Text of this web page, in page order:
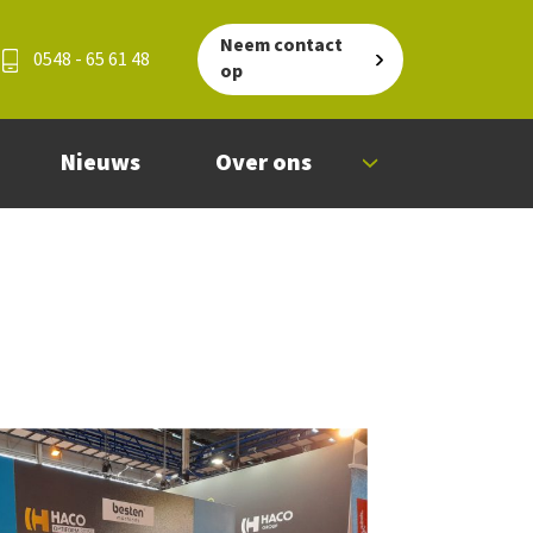
0548 - 65 61 48
Neem contact
op
Nieuws Over ons